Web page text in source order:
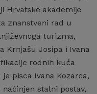
Hrvatske akademije
znanstveni rad u
turizma,
Krnjašu Josipa i Ivana
rodnih kuća
pisca Ivana Kozarca,
stalni postav,